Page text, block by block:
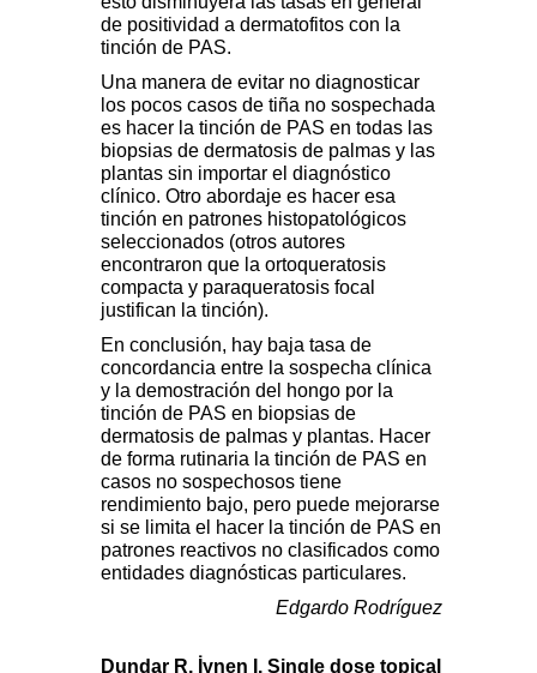
de positividad a dermatofitos con la
tinción de PAS.
Una manera de evitar no diagnosticar
los pocos casos de tiña no sospechada
es hacer la tinción de PAS en todas las
biopsias de dermatosis de palmas y las
plantas sin importar el diagnóstico
clínico. Otro abordaje es hacer esa
tinción en patrones histopatológicos
seleccionados (otros autores
encontraron que la ortoqueratosis
compacta y paraqueratosis focal
justifican la tinción).
En conclusión, hay baja tasa de
concordancia entre la sospecha clínica
y la demostración del hongo por la
tinción de PAS en biopsias de
dermatosis de palmas y plantas. Hacer
de forma rutinaria la tinción de PAS en
casos no sospechosos tiene
rendimiento bajo, pero puede mejorarse
si se limita el hacer la tinción de PAS en
patrones reactivos no clasificados como
entidades diagnósticas particulares.
Edgardo Rodríguez
Dundar R, İynen I. Single dose topical